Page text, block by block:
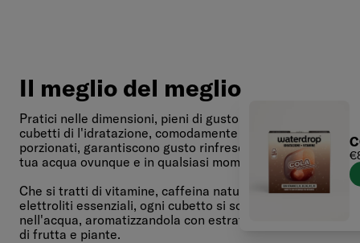
Il meglio del meglio
Pratici nelle dimensioni, pieni di gusto: i nostri
cubetti di l'idratazione, comodamente
porzionati, garantiscono gusto rinfrescante alla
tua acqua ovunque e in qualsiasi momento.
Che si tratti di vitamine, caffeina naturale o
elettroliti essenziali, ogni cubetto si scioglie
nell'acqua, aromatizzandola con estratti naturali
di frutta e piante.
di